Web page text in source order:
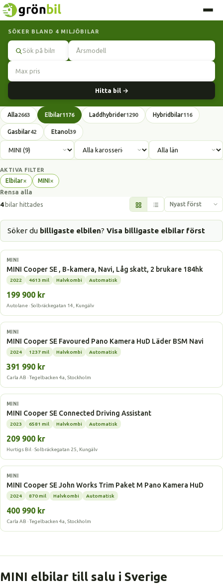
SÖKER BLAND 4 MILJÖBILAR
Hitta bil →
Alla2663 Elbilar1176 Laddhybrider1290 Hybridbilar116
Gasbilar42 Etanol39
AKTIVA FILTER
Elbilar×
Ta
bort
filter
MINI×
Ta
filter
Rensa alla
4bilar hittades
Söker du billigaste elbilen? Visa billigaste elbilar först
Elbil
MINI
MINI Cooper SE , B-kamera, Navi, Låg skatt, 2 brukare 184hk
2022 4613 mil Halvkombi Automatisk
199 900 kr
Autolane · Solbräckegatan 14, Kungälv
Elbil
MINI
MINI Cooper SE Favoured Pano Kamera HuD Läder BSM Navi
2024 1237 mil Halvkombi Automatisk
391 990 kr
Carla AB · Tegelbacken 4a, Stockholm
Elbil
MINI
MINI Cooper SE Connected Driving Assistant
2023 6581 mil Halvkombi Automatisk
209 900 kr
Hurtigs Bil · Solbräckegatan 25, Kungälv
Elbil
MINI
MINI Cooper SE John Works Trim Paket M Pano Kamera HuD
2024 870 mil Halvkombi Automatisk
400 990 kr
Carla AB · Tegelbacken 4a, Stockholm
MINI elbilar till salu i Sverige